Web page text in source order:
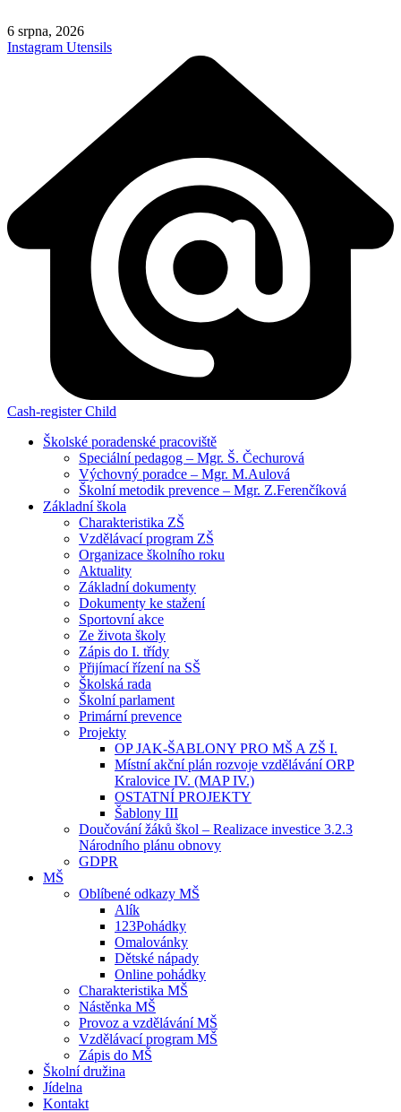
to
content
6 srpna, 2026
Instagram Utensils
Cash-register Child
Školské poradenské pracoviště
Speciální pedagog – Mgr. Š. Čechurová
Výchovný poradce – Mgr. M.Aulová
Školní metodik prevence – Mgr. Z.Ferenčíková
Základní škola
Charakteristika ZŠ
Vzdělávací program ZŠ
Organizace školního roku
Aktuality
Základní dokumenty
Dokumenty ke stažení
Sportovní akce
Ze života školy
Zápis do I. třídy
Přijímací řízení na SŠ
Školská rada
Školní parlament
Primární prevence
Projekty
OP JAK-ŠABLONY PRO MŠ A ZŠ I.
Místní akční plán rozvoje vzdělávání ORP
Kralovice IV. (MAP IV.)
OSTATNÍ PROJEKTY
Šablony III
Doučování žáků škol – Realizace investice 3.2.3
Národního plánu obnovy
GDPR
MŠ
Oblíbené odkazy MŠ
Alík
123Pohádky
Omalovánky
Dětské nápady
Online pohádky
Charakteristika MŠ
Nástěnka MŠ
Provoz a vzdělávání MŠ
Vzdělávací program MŠ
Zápis do MŠ
Školní družina
Jídelna
Kontakt